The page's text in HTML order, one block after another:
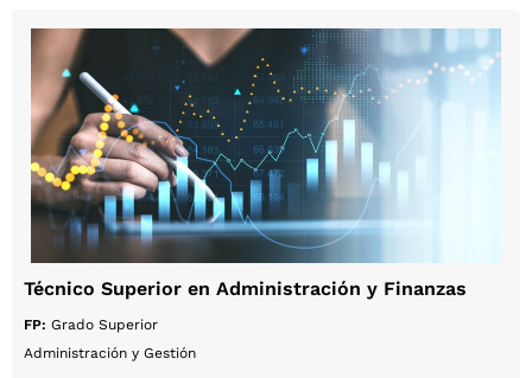
Técnico Superior en Administración y Finanzas
FP: Grado Superior
Administración y Gestión